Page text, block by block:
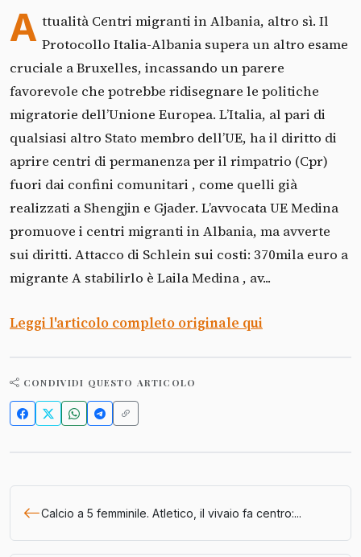
A ttualità Centri migranti in Albania, altro sì. Il
Protocollo Italia-Albania supera un altro esame
cruciale a Bruxelles, incassando un parere
favorevole che potrebbe ridisegnare le politiche
migratorie dell’Unione Europea. L’Italia, al pari di
qualsiasi altro Stato membro dell’UE, ha il diritto di
aprire centri di permanenza per il rimpatrio (Cpr)
fuori dai confini comunitari , come quelli già
realizzati a Shengjin e Gjader. L’avvocata UE Medina
promuove i centri migranti in Albania, ma avverte
sui diritti. Attacco di Schlein sui costi: 370mila euro a
migrante A stabilirlo è Laila Medina , av...
Leggi l'articolo completo originale qui
CONDIVIDI QUESTO ARTICOLO
Calcio a 5 femminile. Atletico, il vivaio fa centro:...